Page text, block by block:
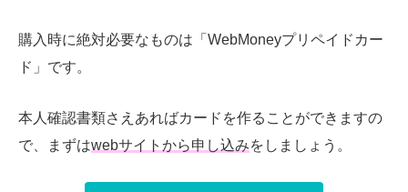
購入時に絶対必要なものは「WebMoneyプリペイドカー
ド」です。
本人確認書類さえあればカードを作ることができますの
で、まずはwebサイトから申し込みをしましょう。